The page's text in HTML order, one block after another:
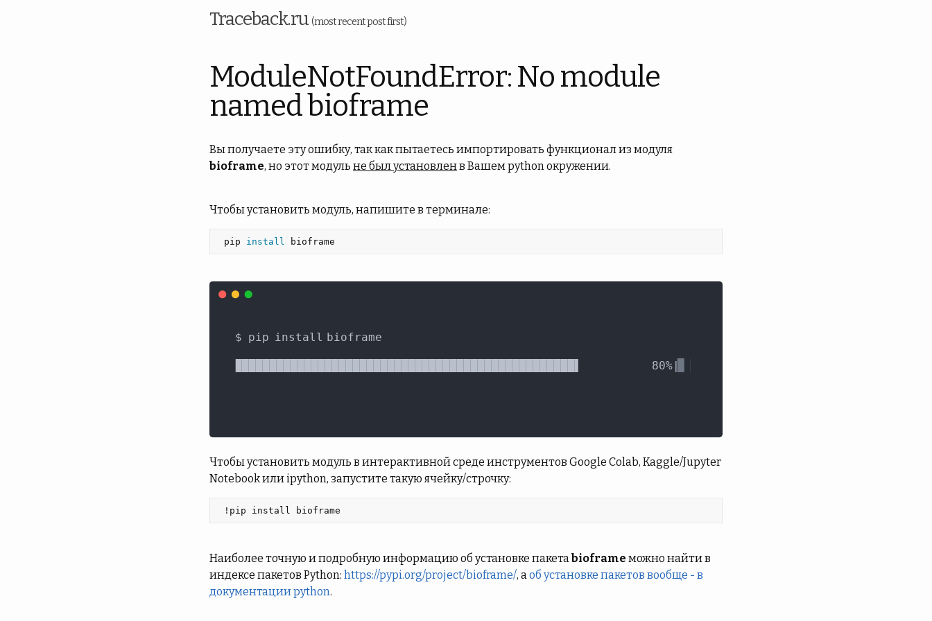
Traceback.ru (most recent post first)
ModuleNotFoundError: No module
named bioframe
Вы получаете эту ошибку, так как пытаетесь импортировать функционал из модуля
bioframe, но этот модуль не был установленв Вашем python окружении.
Чтобы установить модуль, напишите в терминале:
pip install bioframe
Чтобы установить модуль в интерактивной среде инструментов Google Colab, Kaggle/Jupyter
Notebook или ipython, запустите такую ячейку/строчку:
!pip install bioframe
Наиболее точную и подробную информацию об установке пакетаbioframe можно найти в
индексе пакетов Python: https://pypi.org/project/bioframe/, аоб установке пакетов вообще - в
документации python.